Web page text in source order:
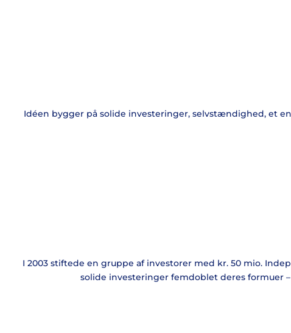
Idéen bygger på solide investeringer, selvstændighed, et
I 2003 stiftede en gruppe af investorer med kr. 50 mio.
solide investeringer femdoblet deres formuer